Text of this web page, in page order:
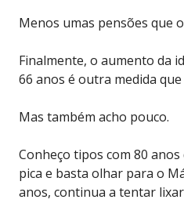
Menos umas pensões que
Finalmente, o aumento da
66 anos é outra medida
Mas também acho pouco.
Conheço tipos com 80
pica e basta olhar para o
anos, continua a tentar lixar